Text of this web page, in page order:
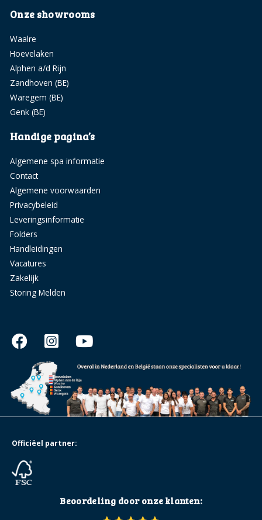
Onze showrooms
Waalre
Hoevelaken
Alphen a/d Rijn
Zandhoven (BE)
Waregem (BE)
Genk (BE)
Handige pagina’s
Algemene spa informatie
Contact
Algemene voorwaarden
Privacybeleid
Leveringsinformatie
Folders
Handleidingen
Vacatures
Zakelijk
Storing Melden
Beoordeling door onze klanten:
Officiëel partner: